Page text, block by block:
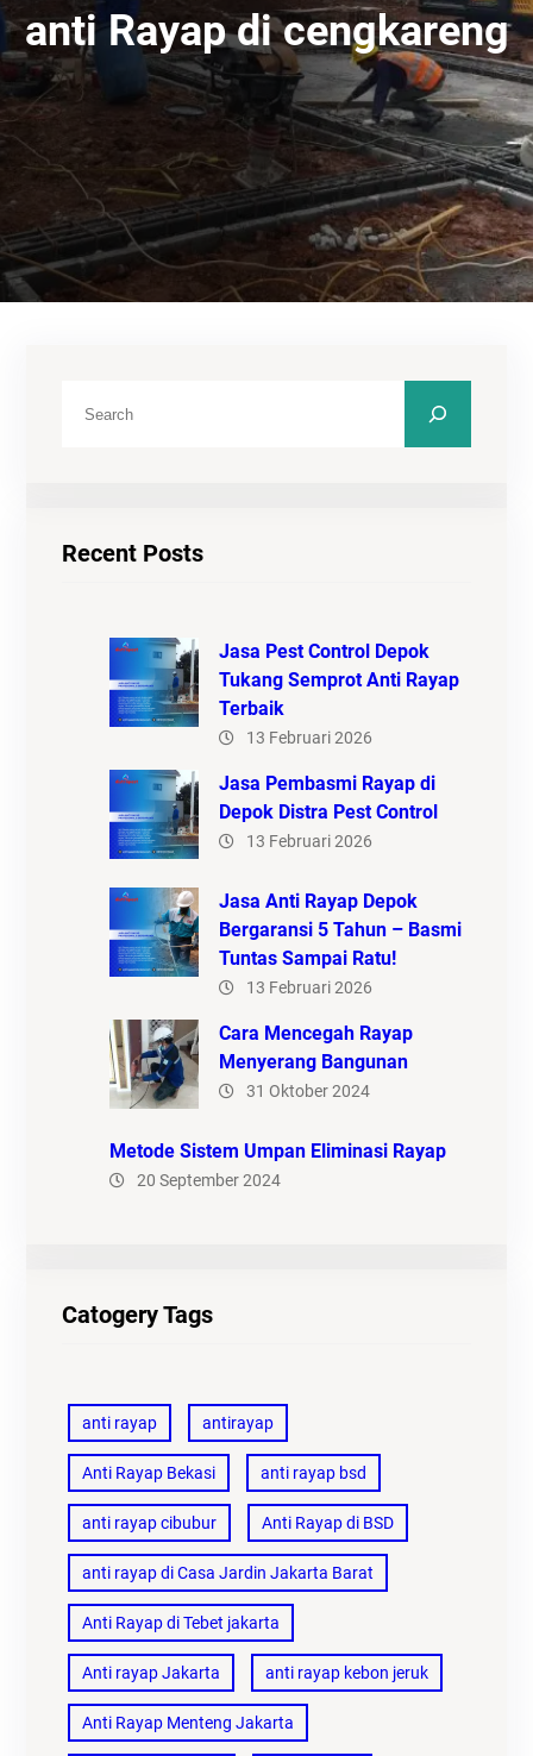
anti Rayap di cengkareng
Recent Posts
Jasa Pest Control Depok
Tukang Semprot Anti Rayap
Terbaik
13 Februari 2026
Jasa Pembasmi Rayap di
Depok Distra Pest Control
13 Februari 2026
Jasa Anti Rayap Depok
Bergaransi 5 Tahun – Basmi
Tuntas Sampai Ratu!
13 Februari 2026
Cara Mencegah Rayap
Menyerang Bangunan
31 Oktober 2024
Metode Sistem Umpan Eliminasi Rayap
20 September 2024
Catogery Tags
anti rayap antirayap
Anti Rayap Bekasi anti rayap bsd
anti rayap cibubur Anti Rayap di BSD
anti rayap di Casa Jardin Jakarta Barat
Anti Rayap di Tebet jakarta
Anti rayap Jakarta anti rayap kebon jeruk
Anti Rayap Menteng Jakarta